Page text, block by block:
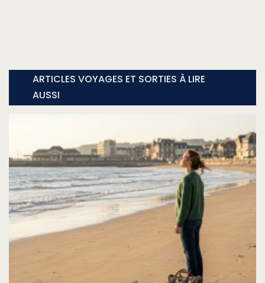
ARTICLES VOYAGES ET SORTIES À LIRE
AUSSI